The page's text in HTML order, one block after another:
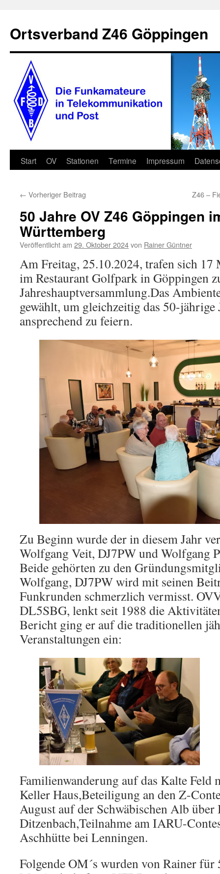
springen
Ortsverband Z46 Göppingen
Start OV Stationen Termine Impressum
← Vorheriger Beitrag Z46 –
50 Jahre OV Z46 Göppingen
Württemberg
Veröffentlicht am 29. Oktober 2024von Rainer Güntner
Am Freitag, 25.10.2024, trafen sich 17
im Restaurant Golfpark in Göppingen
Jahreshauptversammlung.Das
gewählt, um gleichzeitig das 50-jährige
ansprechend zu feiern.
Zu Beginn wurde der in diesem Jahr
Wolfgang Veit, DJ7PW und Wolfgang
Beide gehörten zu den
Wolfgang, DJ7PW wird mit seinen
Funkrunden schmerzlich vermisst.
DL5SBG, lenkt seit 1988 die
Bericht ging er auf die traditionellen
Veranstaltungen ein:
Familienwanderung auf das Kalte Feld
Keller Haus,Beteiligung an den Z-
August auf der Schwäbischen Alb über
Ditzenbach,Teilnahme am IARU-
Aschhütte bei Lenningen.
Folgende OM´s wurden von Rainer für